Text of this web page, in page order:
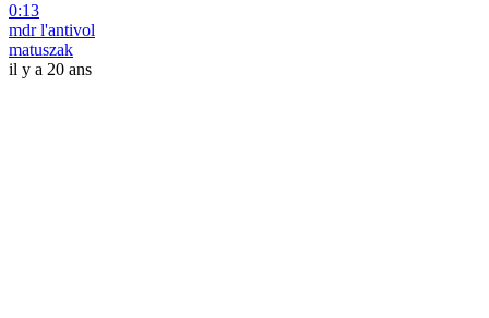
0:13
mdr l'antivol
matuszak
il y a 20 ans